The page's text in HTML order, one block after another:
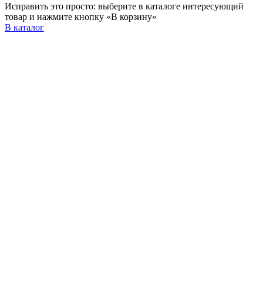
Исправить это просто: выберите в каталоге интересующий
товар и нажмите кнопку «В корзину»
В каталог